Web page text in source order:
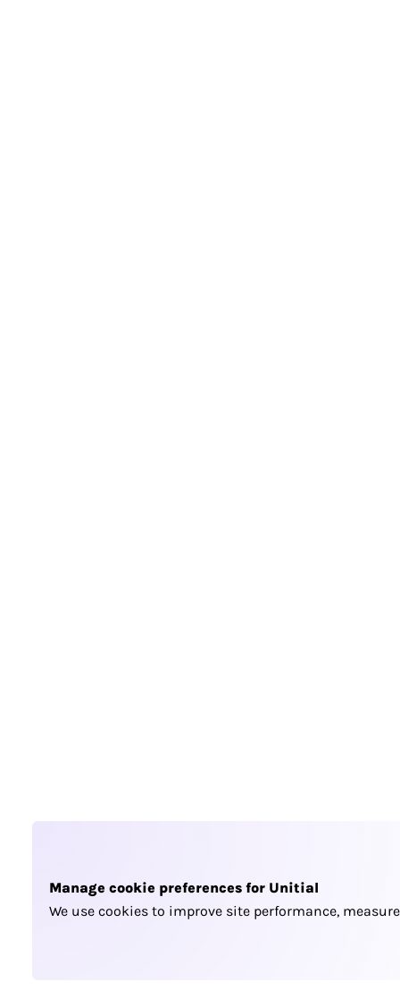
Manage cookie preferences for Unitial
We use cookies to improve site performance,